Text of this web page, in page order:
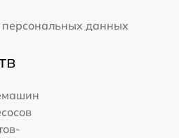
персональных данных